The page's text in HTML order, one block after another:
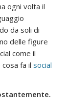
ogni volta il
da soli di
delle figure
come il
cosa fa ilsocial